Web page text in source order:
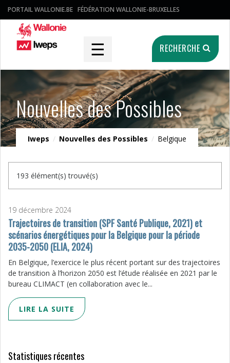
PORTAIL WALLONIE.BE FÉDÉRATION WALLONIE-BRUXELLES
☰ RECHERCHE
Nouvelles des Possibles
Iweps / Nouvelles des Possibles / Belgique
193 élément(s) trouvé(s)
19 décembre 2024
Trajectoires de transition (SPF Santé Publique, 2021) et
scénarios énergétiques pour la Belgique pour la période
2035-2050 (ELIA, 2024)
En Belgique, l’exercice le plus récent portant sur des trajectoires
de transition à l’horizon 2050 est l’étude réalisée en 2021 par le
bureau CLIMACT (en collaboration avec le...
LIRE LA SUITE
Statistiques récentes